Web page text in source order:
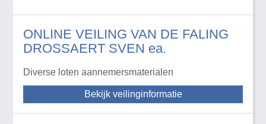
ONLINE VEILING VAN DE FALING
DROSSAERT SVEN ea.
Diverse loten aannemersmaterialen
Bekijk veilinginformatie